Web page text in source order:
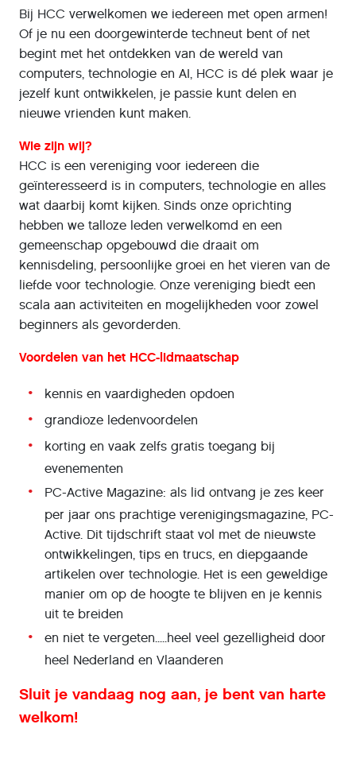
Bij HCC verwelkomen we iedereen met open armen!
Of je nu een doorgewinterde techneut bent of net
begint met het ontdekken van de wereld van
computers, technologie en AI, HCC is dé plek waar je
jezelf kunt ontwikkelen, je passie kunt delen en
nieuwe vrienden kunt maken.
Wie zijn wij?
HCC is een vereniging voor iedereen die
geïnteresseerd is in computers, technologie en alles
wat daarbij komt kijken. Sinds onze oprichting
hebben we talloze leden verwelkomd en een
gemeenschap opgebouwd die draait om
kennisdeling, persoonlijke groei en het vieren van de
liefde voor technologie. Onze vereniging biedt een
scala aan activiteiten en mogelijkheden voor zowel
beginners als gevorderden.
Voordelen van het HCC-lidmaatschap
kennis en vaardigheden opdoen
grandioze ledenvoordelen
korting en vaak zelfs gratis toegang bij
evenementen
PC-Active Magazine: als lid ontvang je zes keer
per jaar ons prachtige verenigingsmagazine, PC-
Active. Dit tijdschrift staat vol met de nieuwste
ontwikkelingen, tips en trucs, en diepgaande
artikelen over technologie. Het is een geweldige
manier om op de hoogte te blijven en je kennis
uit te breiden
en niet te vergeten.....heel veel gezelligheid door
heel Nederland en Vlaanderen
Sluit je vandaag nog aan, je bent van harte
welkom!